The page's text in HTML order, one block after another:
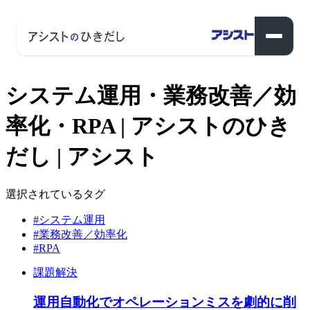
システム運用・業務改善／効
率化・RPA | アシストのひき
だし | アシスト
選択されているタグ
#システム運用
#業務改善／効率化
#RPA
課題解決
運用自動化でオペレーションミスを劇的に削